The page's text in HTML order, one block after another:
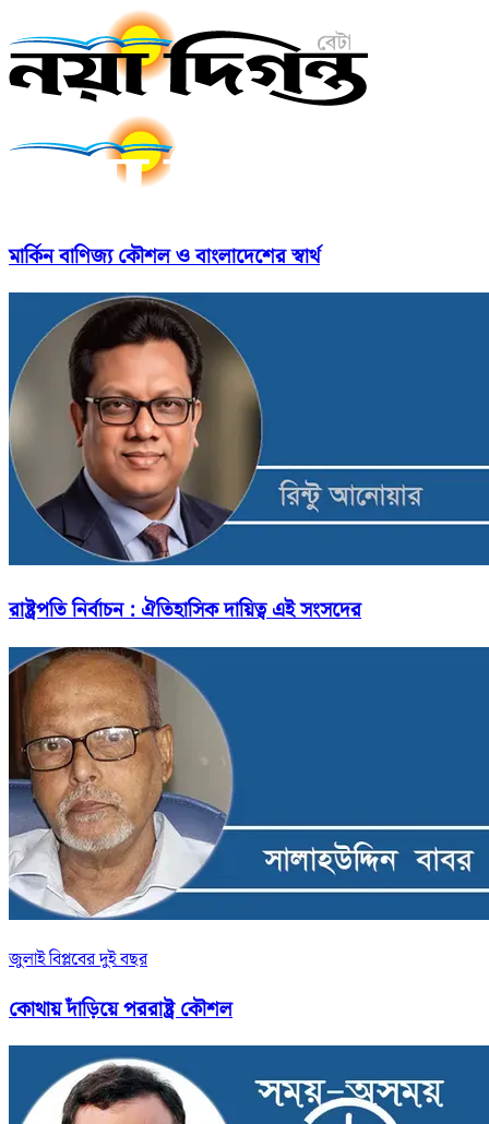
মার্কিন বাণিজ্য কৌশল ও বাংলাদেশের স্বার্থ
রাষ্ট্রপতি নির্বাচন : ঐতিহাসিক দায়িত্ব এই সংসদের
জুলাই বিপ্লবের দুই বছর
কোথায় দাঁড়িয়ে পররাষ্ট্র কৌশল